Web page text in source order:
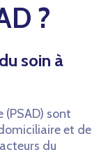
?
soin à
sont
et de
du